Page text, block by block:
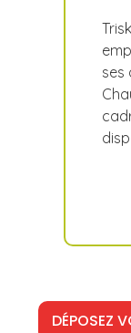
ses
DÉPOSEZ